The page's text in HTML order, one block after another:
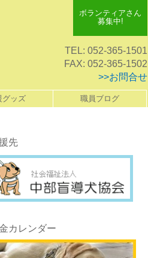
ボランティアさん
募集中!
TEL: 052-365-1501
FAX: 052-365-1502
>>お問合せ
グッズ 職員ブログ
先
カレンダー